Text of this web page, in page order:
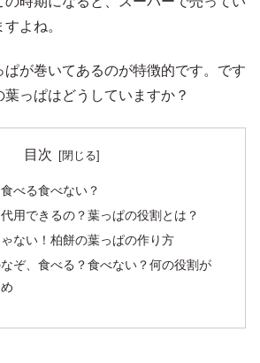
よね。
が巻いてあるのが特徴的です。です
っぱはどうしていますか？
目次
べる食べない？
用できるの？葉っぱの役割とは？
ない！柏餅の葉っぱの作り方
ぞ、食べる？食べない？何の役割が